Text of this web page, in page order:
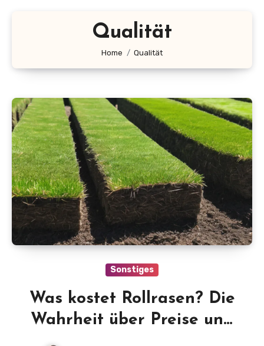
Qualität
Home Qualität
Sonstiges
Was kostet Rollrasen? Die
Wahrheit über Preise und
Qualität im Jahr 2023!